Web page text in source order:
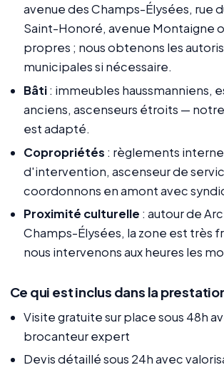
avenue des Champs-Élysées, rue
Saint-Honoré, avenue Montaigne
propres ; nous obtenons les
municipales si nécessaire.
Bâti: immeubles haussmanniens,
anciens, ascenseurs étroits —
est adapté.
Copropriétés : règlements
d'intervention, ascenseur de
coordonnons en amont avec
Proximité culturelle : autour de
Champs-Élysées, la zone est très
nous intervenons aux heures les
Ce qui est inclus dans la
Visite gratuite sur place sous 48h
brocanteur expert
Devis détaillé sous 24h avec